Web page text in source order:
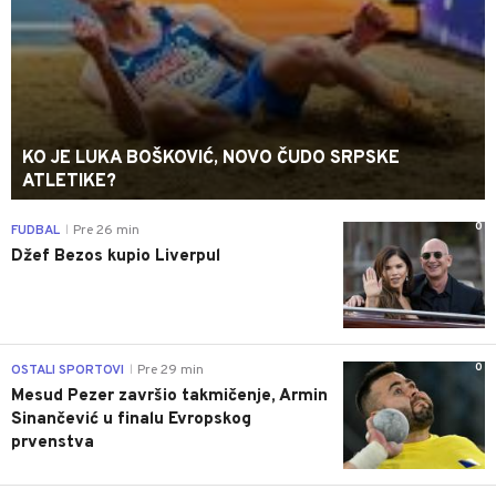
KO JE LUKA BOŠKOVIĆ, NOVO ČUDO SRPSKE
ATLETIKE?
0
FUDBAL Pre 26 min
Džef Bezos kupio Liverpul
0
OSTALI SPORTOVI Pre 29 min
Mesud Pezer završio takmičenje, Armin
Sinančević u finalu Evropskog
prvenstva